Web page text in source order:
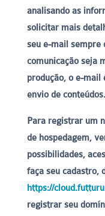
analisando as
solicitar mais
seu e-mail sempre
comunicação seja
produção, o e-mail
envio de conteúdos.
Para registrar um
de hospedagem,
possibilidades,
faça seu cadastro,
https://
registrar seu